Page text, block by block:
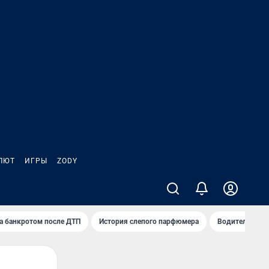
ИГРЫ ZODY
банкротом после ДТП История слепого парфюмера Водители